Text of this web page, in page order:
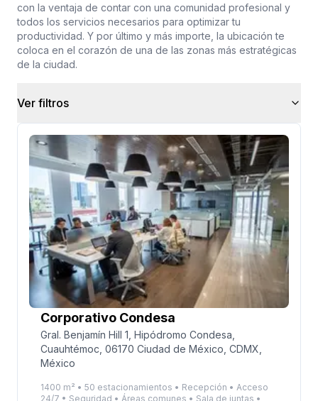
con la ventaja de contar con una comunidad profesional y
todos los servicios necesarios para optimizar tu
productividad. Y por último y más importe, la ubicación te
coloca en el corazón de una de las zonas más estratégicas
de la ciudad.
Ver filtros
Corporativo Condesa
Gral. Benjamín Hill 1, Hipódromo Condesa,
Cuauhtémoc, 06170 Ciudad de México, CDMX,
México
1400 m² • 50 estacionamientos • Recepción • Acceso
24/7 • Seguridad • Áreas comunes • Sala de juntas •